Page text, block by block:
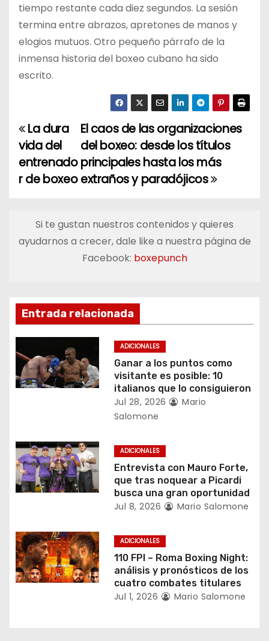
tiempo restante cada diez segundos. La sesión
termina entre abrazos, apretones de manos y
elogios mutuos. Otro pequeño párrafo de la
inmensa historia del boxeo cubano ha sido
escrito.
N
a
v
g
i
ó
n
d
e
n
t
a
d
a
El caos de las organizaciones
del boxeo: desde los títulos
principales hasta los más
extraños y paradójicos
La dura
vida del
entrenado
r de boxeo
Si te gustan nuestros contenidos y quieres
ayudarnos a crecer, dale like a nuestra página de
Facebook: boxepunch
Entrada relacionada
ADICIONALES
Ganar a los puntos como
visitante es posible: 10
italianos que lo consiguieron
Jul 28, 2026
Mario
Salomone
ADICIONALES
Entrevista con Mauro Forte,
que tras noquear a Picardi
busca una gran oportunidad
Jul 8, 2026 Mario Salomone
ADICIONALES
110 FPI – Roma Boxing Night:
análisis y pronósticos de los
cuatro combates titulares
Jul 1, 2026 Mario Salomone